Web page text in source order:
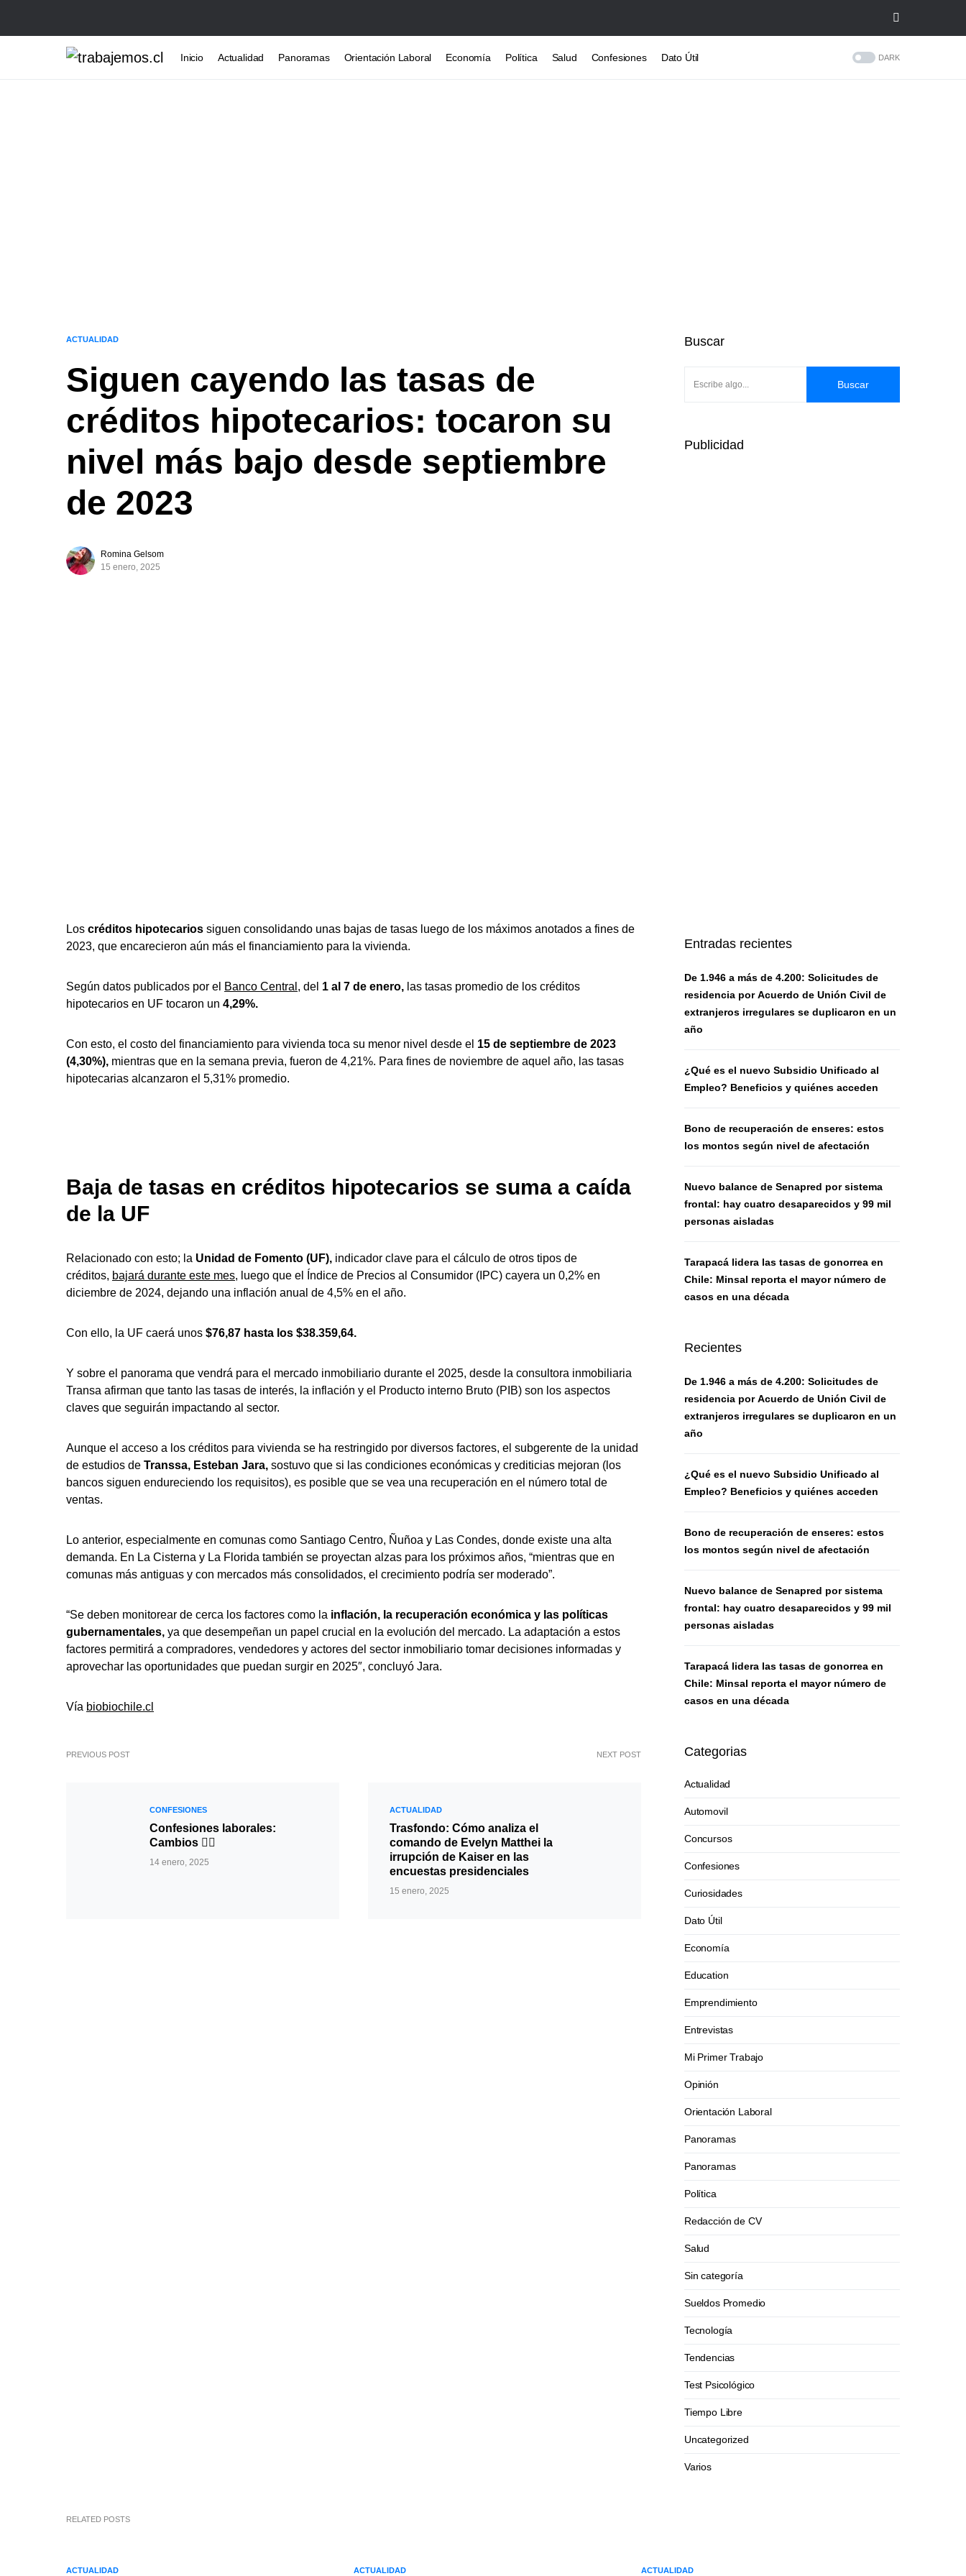
Inicio Actualidad Panoramas Orientación Laboral Economía Política Salud Confesiones Dato Útil DARK
ACTUALIDAD
Siguen cayendo las tasas de
créditos hipotecarios: tocaron su
nivel más bajo desde septiembre
de 2023
Romina Gelsom
15 enero, 2025
Los créditos hipotecarios siguen consolidando unas bajas de tasas luego de los máximos anotados a fines de
2023, que encarecieron aún más el financiamiento para la vivienda.
Según datos publicados por el Banco Central, del 1 al 7 de enero, las tasas promedio de los créditos
hipotecarios en UF tocaron un 4,29%.
Con esto, el costo del financiamiento para vivienda toca su menor nivel desde el 15 de septiembre de 2023
(4,30%), mientras que en la semana previa, fueron de 4,21%. Para fines de noviembre de aquel año, las tasas
hipotecarias alcanzaron el 5,31% promedio.
Baja de tasas en créditos hipotecarios se suma a caída
de la UF
Relacionado con esto; la Unidad de Fomento (UF), indicador clave para el cálculo de otros tipos de
créditos, bajará durante este mes, luego que el Índice de Precios al Consumidor (IPC) cayera un 0,2% en
diciembre de 2024, dejando una inflación anual de 4,5% en el año.
Con ello, la UF caerá unos $76,87 hasta los $38.359,64.
Y sobre el panorama que vendrá para el mercado inmobiliario durante el 2025, desde la consultora inmobiliaria
Transa afirman que tanto las tasas de interés, la inflación y el Producto interno Bruto (PIB) son los aspectos
claves que seguirán impactando al sector.
Aunque el acceso a los créditos para vivienda se ha restringido por diversos factores, el subgerente de la unidad
de estudios de Transsa, Esteban Jara, sostuvo que si las condiciones económicas y crediticias mejoran (los
bancos siguen endureciendo los requisitos), es posible que se vea una recuperación en el número total de
ventas.
Lo anterior, especialmente en comunas como Santiago Centro, Ñuñoa y Las Condes, donde existe una alta
demanda. En La Cisterna y La Florida también se proyectan alzas para los próximos años, “mientras que en
comunas más antiguas y con mercados más consolidados, el crecimiento podría ser moderado”.
“Se deben monitorear de cerca los factores como la inflación, la recuperación económica y las políticas
gubernamentales, ya que desempeñan un papel crucial en la evolución del mercado. La adaptación a estos
factores permitirá a compradores, vendedores y actores del sector inmobiliario tomar decisiones informadas y
aprovechar las oportunidades que puedan surgir en 2025″, concluyó Jara.
Vía biobiochile.cl
PREVIOUS POST
CONFESIONES
Confesiones laborales:
Cambios 😵‍💫
14 enero, 2025
NEXT POST
ACTUALIDAD
Trasfondo: Cómo analiza el
comando de Evelyn Matthei la
irrupción de Kaiser en las
encuestas presidenciales
15 enero, 2025
Buscar
Buscar
Publicidad
Entradas recientes
De 1.946 a más de 4.200: Solicitudes de
residencia por Acuerdo de Unión Civil de
extranjeros irregulares se duplicaron en un
año
¿Qué es el nuevo Subsidio Unificado al
Empleo? Beneficios y quiénes acceden
Bono de recuperación de enseres: estos
los montos según nivel de afectación
Nuevo balance de Senapred por sistema
frontal: hay cuatro desaparecidos y 99 mil
personas aisladas
Tarapacá lidera las tasas de gonorrea en
Chile: Minsal reporta el mayor número de
casos en una década
Recientes
De 1.946 a más de 4.200: Solicitudes de
residencia por Acuerdo de Unión Civil de
extranjeros irregulares se duplicaron en un
año
¿Qué es el nuevo Subsidio Unificado al
Empleo? Beneficios y quiénes acceden
Bono de recuperación de enseres: estos
los montos según nivel de afectación
Nuevo balance de Senapred por sistema
frontal: hay cuatro desaparecidos y 99 mil
personas aisladas
Tarapacá lidera las tasas de gonorrea en
Chile: Minsal reporta el mayor número de
casos en una década
Categorias
Actualidad
Automovil
Concursos
Confesiones
Curiosidades
Dato Útil
Economía
Education
Emprendimiento
Entrevistas
Mi Primer Trabajo
Opinión
Orientación Laboral
Panoramas
Panoramas
Política
Redacción de CV
Salud
Sin categoría
Sueldos Promedio
Tecnología
Tendencias
Test Psicológico
Tiempo Libre
Uncategorized
Varios
RELATED POSTS
ACTUALIDAD ACTUALIDAD ACTUALIDAD